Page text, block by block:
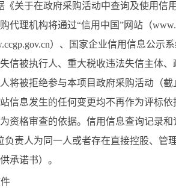
《关于在政府采购活动中查询及使用信
代理机构将通过“信用中国”网站（
）、国家企业信用信息公示
信被执行人、重大税收违法失信主体
将被拒绝参与本项目政府采购活动（
信息发生的任何变更均不再作为评标
资格审查的依据。信用信息查询记录
负责人为同一人或者存在直接控股、管
承诺书）。